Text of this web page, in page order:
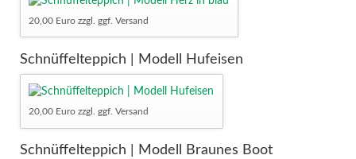
20,00 Euro zzgl. ggf. Versand
Schnüffelteppich | Modell Hufeisen
20,00 Euro zzgl. ggf. Versand
Schnüffelteppich | Modell Braunes Boot